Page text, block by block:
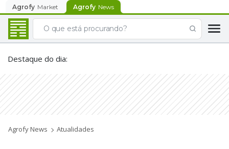
Agrofy Market Agrofy News
Destaque do dia:
Agrofy News Atualidades